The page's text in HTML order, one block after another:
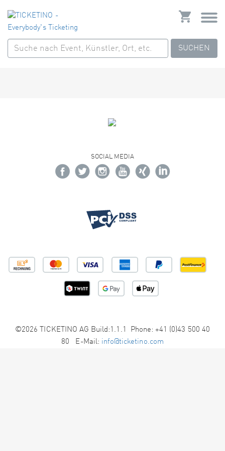
SUCHEN
SOCIAL MEDIA
©2026 TICKETINO AG Build:1.1.1 Phone: +41 (0)43 500 40
80 E-Mail: info@ticketino.com